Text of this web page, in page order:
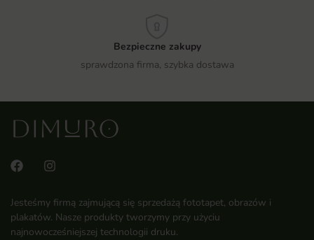
Bezpieczne zakupy
sprawdzona firma, szybka dostawa
Jesteśmy firmą zajmującą się sprzedażą fototapet, obrazów i
plakatów. Nasze produkty tworzymy przy użyciu
najnowocześniejszej technologii druku.